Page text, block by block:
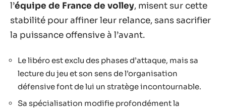
l’équipe de France de volley, misent sur cette
stabilité pour affiner leur relance, sans sacrifier
la puissance offensive à l’avant.
Le libéro est exclu des phases d’attaque, mais sa
lecture du jeu et son sens de l’organisation
défensive font de lui un stratège incontournable.
Sa spécialisation modifie profondément la